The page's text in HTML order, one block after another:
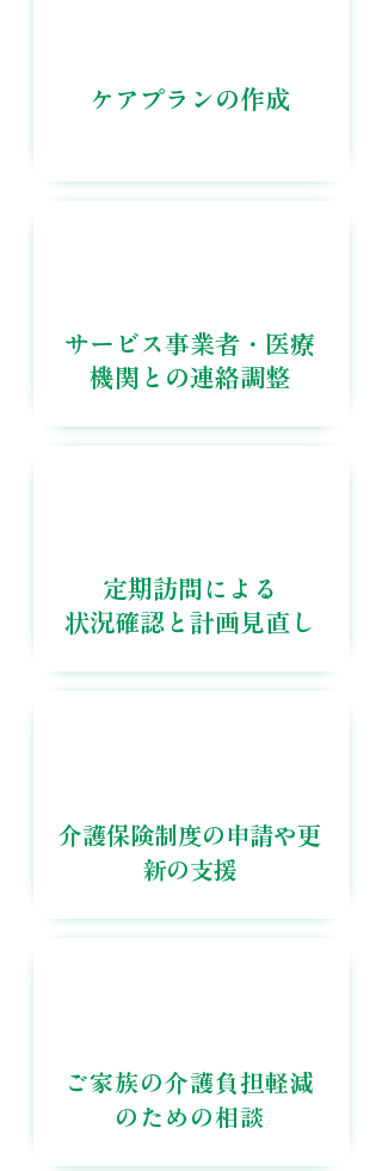
ケアプランの作成
サービス事業者・医療
機関との連絡調整
定期訪問による
状況確認と計画見直し
介護保険制度の申請や 更
新の支援
ご家族の介護負担軽減
の ための相談